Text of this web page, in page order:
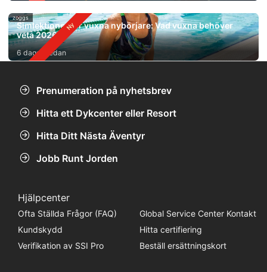
zoggs
Simlektioner för vuxna nybörjare: Vad vuxna behöver
veta 2026
6 dagar sedan
Prenumeration på nyhetsbrev
Hitta ett Dykcenter eller Resort
Hitta Ditt Nästa Äventyr
Jobb Runt Jorden
Hjälpcenter
Ofta Ställda Frågor (FAQ)
Global Service Center Kontakt
Kundskydd
Hitta certifiering
Verifikation av SSI Pro
Beställ ersättningskort